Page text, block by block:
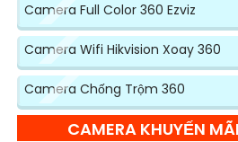
Camera Full Color 360 Ezviz
Camera Wifi Hikvision Xoay 360
Camera Chống Trộm 360
CAMERA KHUYẾN MÃI